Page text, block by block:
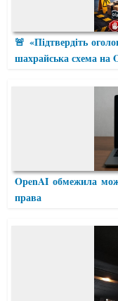
🚨 «Підтвердіть
шахрайська схема на
OpenAI обмежила
права